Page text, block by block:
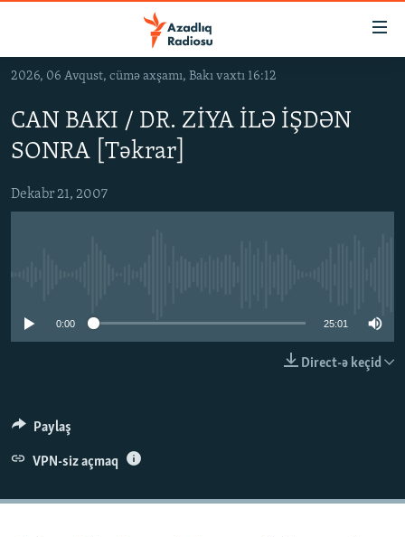
Əsas
qayıt
Əsas
naviqasiyaya
qayıt
Axtarışa
#İZAHLA
KORRUPSIOMETR
#ƏSLINDƏ
MULTIMEDIA
İNFOQRAFIKA
KARIKATURA
AZƏRBAYCAN ƏDƏBIYYATI KITABXANASI
İSLAM VƏ DEMOKRATIYA
MISSIYAMIZ
PEŞƏ ETIKASI VƏ JURNALISTIKA STANDARTLARIMIZ
BIZI IZLƏ
2026, 06 Avqust, cümə axşamı, Bakı vaxtı 16:12
CAN BAKI / DR. ZİYA İLƏ İŞDƏN
SONRA [Təkrar]
Dekabr 21, 2007
0:00 25:01
Direct-ə keçid
Paylaş
VPN-siz açmaq